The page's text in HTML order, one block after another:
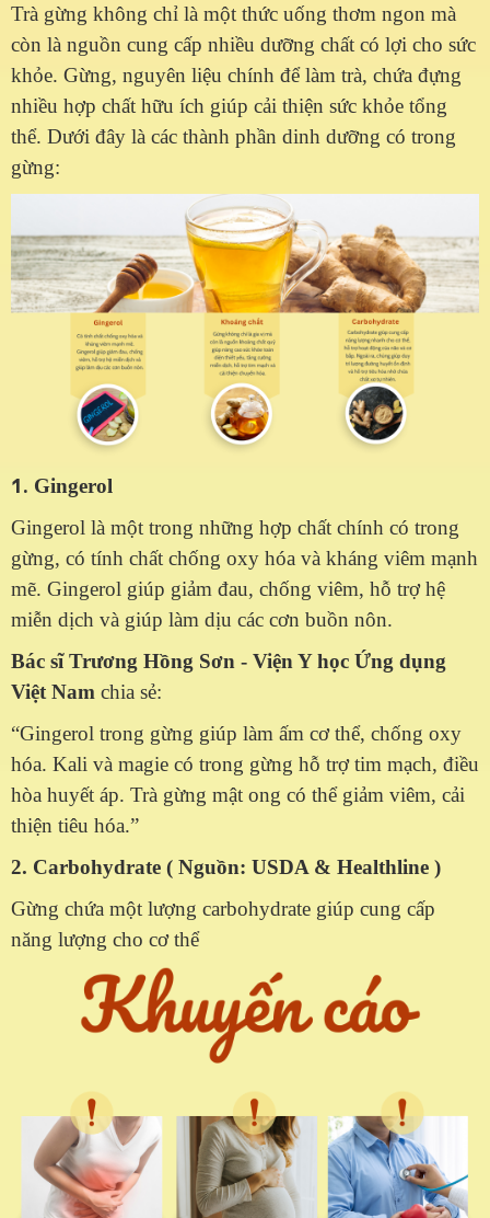
Trà gừng không chỉ là một thức uống thơm ngon mà
còn là nguồn cung cấp nhiều dưỡng chất có lợi cho sức
khỏe. Gừng, nguyên liệu chính để làm trà, chứa đựng
nhiều hợp chất hữu ích giúp cải thiện sức khỏe tổng
thể. Dưới đây là các thành phần dinh dưỡng có trong
gừng:
1. Gingerol
Gingerol là một trong những hợp chất chính có trong
gừng, có tính chất chống oxy hóa và kháng viêm mạnh
mẽ. Gingerol giúp giảm đau, chống viêm, hỗ trợ hệ
miễn dịch và giúp làm dịu các cơn buồn nôn.
Bác sĩ Trương Hồng Sơn - Viện Y học Ứng dụng
Việt Nam chia sẻ:
“Gingerol trong gừng giúp làm ấm cơ thể, chống oxy
hóa. Kali và magie có trong gừng hỗ trợ tim mạch, điều
hòa huyết áp. Trà gừng mật ong có thể giảm viêm, cải
thiện tiêu hóa.”
2. Carbohydrate ( Nguồn: USDA & Healthline )
Gừng chứa một lượng carbohydrate giúp cung cấp
năng lượng cho cơ thể